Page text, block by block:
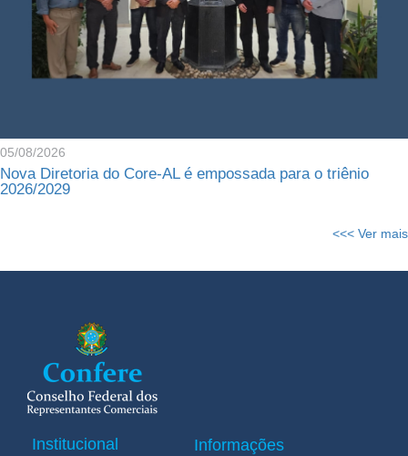
05/08/2026
Nova Diretoria do Core-AL é empossada para o triênio
2026/2029
<<< Ver mais
Institucional Informações